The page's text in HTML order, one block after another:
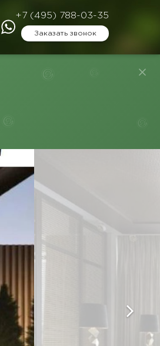
+7 (495) 788-03-35
Заказать звонок